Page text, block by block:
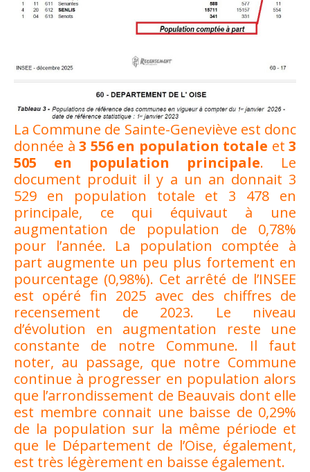
La Commune de Sainte-Geneviève est donc
donnée à 3 556 en population totale et 3
505 en population principale. Le
document produit il y a un an donnait 3
529 en population totale et 3 478 en
principale, ce qui équivaut à une
augmentation de population de 0,78%
pour l’année. La population comptée à
part augmente un peu plus fortement en
pourcentage (0,98%). Cet arrêté de l’INSEE
est opéré fin 2025 avec des chiffres de
recensement de 2023. Le niveau
d’évolution en augmentation reste une
constante de notre Commune. Il faut
noter, au passage, que notre Commune
continue à progresser en population alors
que l’arrondissement de Beauvais dont elle
est membre connait une baisse de 0,29%
de la population sur la même période et
que le Département de l’Oise, également,
est très légèrement en baisse également.